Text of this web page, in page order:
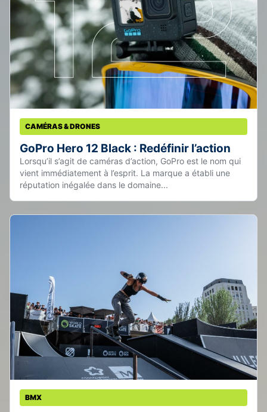
CAMÉRAS & DRONES
GoPro Hero 12 Black : Redéfinir l’action
Lorsqu’il s’agit de caméras d’action, GoPro est le nom qui
vient immédiatement à l’esprit. La marque a établi une
réputation inégalée dans le domaine...
BMX